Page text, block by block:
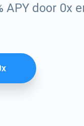
APY door 0x
ons ​​YouTube